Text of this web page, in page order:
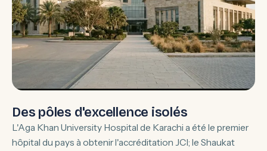
Des pôles d'excellence isolés
L'Aga Khan University Hospital de Karachi a été le premier
hôpital du pays à obtenir l'accréditation JCI; le Shaukat